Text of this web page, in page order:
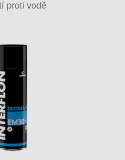
proti vodě